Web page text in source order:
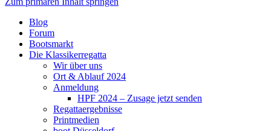
Blog
Forum
Bootsmarkt
Die Klassikerregatta
Wir über uns
Ort & Ablauf 2024
Anmeldung
HPF 2024 – Zusage jetzt senden
Regattaergebnisse
Printmedien